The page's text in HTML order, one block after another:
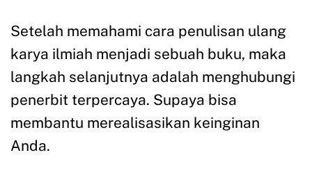
Setelah memahami cara penulisan ulang
karya ilmiah menjadi sebuah buku, maka
langkah selanjutnya adalah menghubungi
penerbit terpercaya. Supaya bisa
membantu merealisasikan keinginan
Anda.